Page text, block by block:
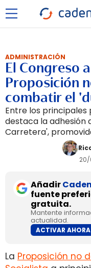
ADMINISTRACIÓN
El Congreso
Proposición
combatir el
Entre los principales
destaca la adhesión
Carretera',
20/
Añadir
fuente
gratuita.
Mantente
actualidad.
ACTIVAR AHORA
La Proposición no